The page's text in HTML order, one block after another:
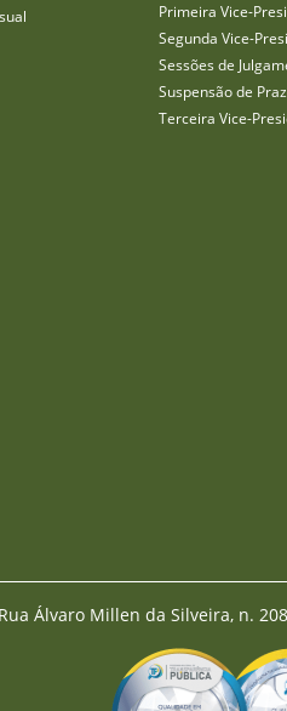
Primeira Vice-
Segunda Vice-
Sessões de
Suspensão de
Terceira Vice-
Rua Álvaro Millen da Silveira, n.